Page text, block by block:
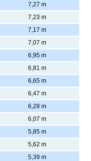
7,27 m
7,23 m
7,17 m
7,07 m
6,95 m
6,81 m
6,65 m
6,47 m
6,28 m
6,07 m
5,85 m
5,62 m
5,39 m